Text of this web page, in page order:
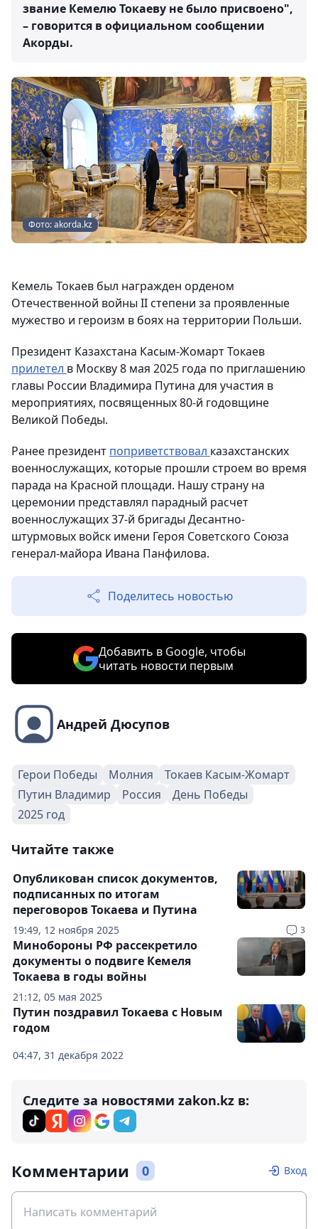
звание Кемелю Токаеву не было присвоено",
– говорится в официальном сообщении
Акорды.
Фото: akorda.kz
Кемель Токаев был награжден орденом
Отечественной войны II степени за проявленные
мужество и героизм в боях на территории Польши.
Президент Казахстана Касым-Жомарт Токаев
прилетел в Москву 8 мая 2025 года по приглашению
главы России Владимира Путина для участия в
мероприятиях, посвященных 80-й годовщине
Великой Победы.
Ранее президент поприветствовал казахстанских
военнослужащих, которые прошли строем во время
парада на Красной площади. Нашу страну на
церемонии представлял парадный расчет
военнослужащих 37-й бригады Десантно-
штурмовых войск имени Героя Советского Союза
генерал-майора Ивана Панфилова.
Поделитесь новостью
Добавить в Google, чтобы
читать новости первым
Андрей Дюсупов
Герои Победы Молния
Токаев Касым-Жомарт
Путин Владимир
Россия
День Победы
2025 год
Читайте также
19:49, 12 ноября 2025 3
Опубликован список документов,
подписанных по итогам
переговоров Токаева и Путина
21:12, 05 мая 2025
Минобороны РФ рассекретило
документы о подвиге Кемеля
Токаева в годы войны
04:47, 31 декабря 2022
Путин поздравил Токаева с Новым
годом
Следите за новостями zakon.kz в:
Комментарии 0 Вход